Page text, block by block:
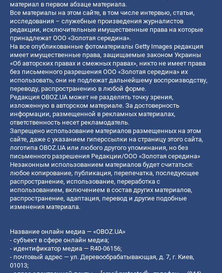
материал в первом абзаце материала.
Все материалы на этом сайте, в том числе интервью, статьи,
исследования – служебные произведения журналистов
редакции, исключительные имущественные права на которые
принадлежат ООО «Золотая середина».
На все опубликованные фотоматериалы Getty Images редакция
имеет имущественные права, защищаемые законом Украины
«Об авторских правах и смежных правах», никто не имеет права
без письменного разрешения ООО «Золотая середина» их
использовать, они не подлежат дальнейшему воспроизводству,
переводу, распространению в любой форме.
Редакция OBOZ.UA может не разделять точку зрения,
изложенную в авторском материале. За достоверность
информации, размещенной в рекламных материалах,
ответственность несет рекламодатель.
Запрещено использование материалов размещенных на этом
сайте, даже с указанием гиперссылки на страницу этого сайта,
логотипа OBOZ.UA или любого другого упоминания, но без
письменного разрешения Редакции/ООО «Золотая середина»
Незаконным использованием материалов будет считаться:
любое копирование, публикация, перепечатка, последующее
распространение, использование, переработка с
использованием, включением в состав других материалов,
распространение, адаптация, перевод и другие подобные
изменения материала.
Название онлайн медиа — «OBOZ.UA»
- субъект в сфере онлайн медиа;
- идентификатор медиа — R40-06156;
- почтовый адрес — ул. Деревообрабатывающая, д. 7, г. Киев,
01013;